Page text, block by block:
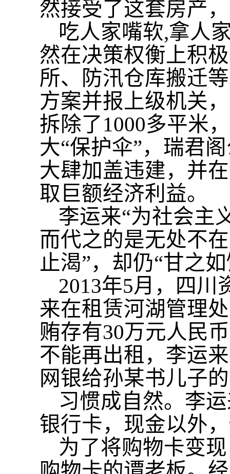
然接受了这套房产
吃人家嘴软,拿人
然在决策权衡上积
所、防汛仓库搬迁
方案并报上级机关
拆除了1000多平米
大“保护伞”，瑞君
大肆加盖违建，并
取巨额经济利益。
李运来“为社会主
而代之的是无处不
止渴”，却仍“甘之
2013年5月，四川
来在租赁河湖管理
贿存有30万元人民
不能再出租，李运
网银给孙某书儿子
习惯成自然。李
银行卡，现金以外
为了将购物卡变